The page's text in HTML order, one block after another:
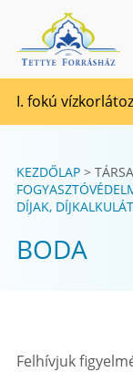
Tovább a
TETTYE
I. fokú
KEZDŐLAP
DÍJAK,
BODA
Felhívjuk